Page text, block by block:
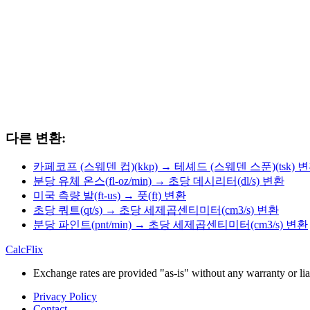
다른 변환:
카페코프 (스웨덴 컵)(kkp) → 테셰드 (스웨덴 스푼)(tsk)
분당 유체 온스(fl-oz/min) → 초당 데시리터(dl/s) 변환
미국 측량 발(ft-us) → 풋(ft) 변환
초당 쿼트(qt/s) → 초당 세제곱센티미터(cm3/s) 변환
분당 파인트(pnt/min) → 초당 세제곱센티미터(cm3/s) 변환
CalcFlix
Exchange rates are provided "as-is" without any warranty or
Privacy Policy